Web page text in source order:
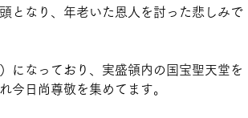
となり、年老いた恩人を討った悲しみで
になっており、実盛領内の国宝聖天堂を
今日尚尊敬を集めてます。